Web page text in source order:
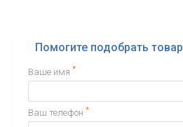
Помогите подобрать товар
Ваше имя *
Ваш телефон *